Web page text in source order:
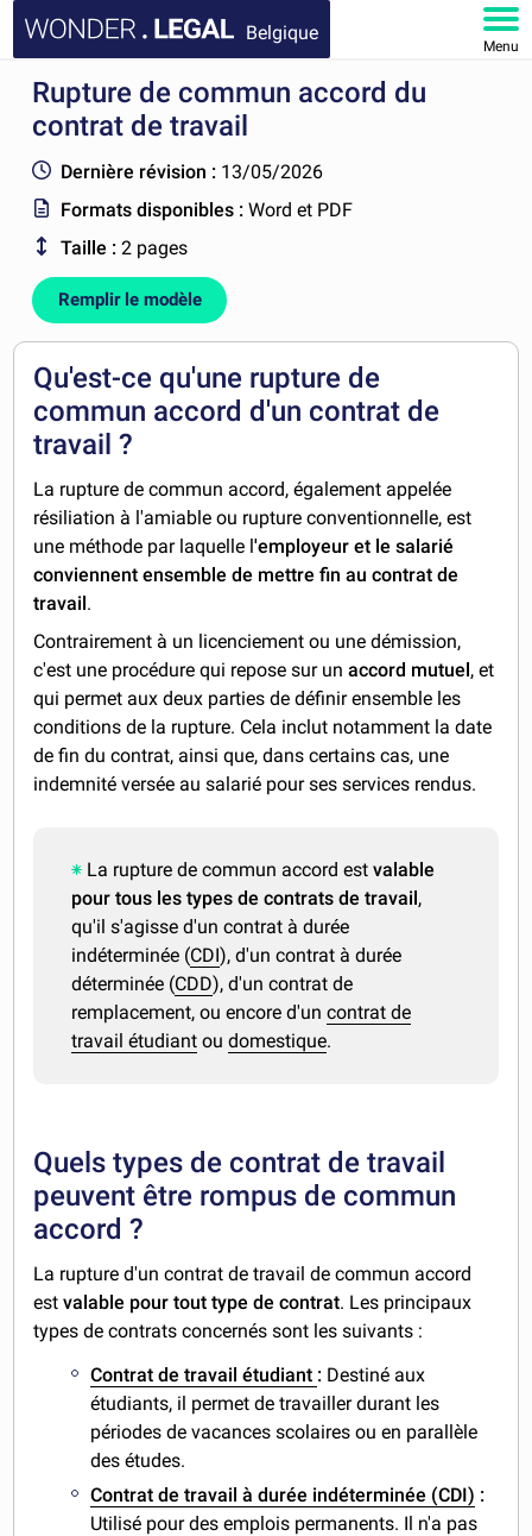
Belgique
Menu
ACCUEIL
FAQ
MON COMPTE
Rupture de commun accord du
contrat de travail
Dernière révision : 13/05/2026
Formats disponibles :Word et PDF
Taille : 2 pages
Remplir le modèle
Qu'est-ce qu'une rupture de
commun accord d'un contrat de
travail ?
La rupture de commun accord, également appelée
résiliation à l'amiable ou rupture conventionnelle, est
une méthode par laquelle l'employeur et le salarié
conviennent ensemble de mettre fin au contrat de
travail .
Contrairement à un licenciement ou une démission,
c'est une procédure qui repose sur unaccord mutuel , et
qui permet aux deux parties de définir ensemble les
conditions de la rupture. Cela inclut notamment la date
de fin du contrat, ainsi que, dans certains cas, une
indemnité versée au salarié pour ses services rendus.
La rupture de commun accord estvalable
pour tous les types de contrats de travail ,
qu'il s'agisse d'un contrat à durée
indéterminée (CDI), d'un contrat à durée
déterminée (CDD), d'un contrat de
remplacement, ou encore d'uncontrat de
travail étudiant oudomestique.
Quels types de contrat de travail
peuvent être rompus de commun
accord ?
La rupture d'un contrat de travail de commun accord
estvalable pour tout type de contrat. Les principaux
types de contrats concernés sont les suivants :
Contrat de travail étudiant : Destiné aux
étudiants, il permet de travailler durant les
périodes de vacances scolaires ou en parallèle
des études.
Contrat de travail à durée indéterminée (CDI) :
Utilisé pour des emplois permanents. Il n'a pas